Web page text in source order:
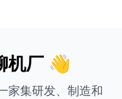
机厂 👋
家集研发、制造和